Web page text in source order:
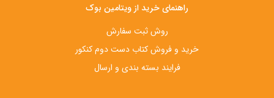
راهنمای خرید از ویتامین بوک
روش ثبت سفارش
خرید و فروش کتاب دست‌ دوم کنکور
فرایند بسته بندی و ارسال